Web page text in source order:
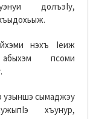
долъэIу,
нэхъ Iеиж
псоми
узыншэ сымаджэу
хъунур,